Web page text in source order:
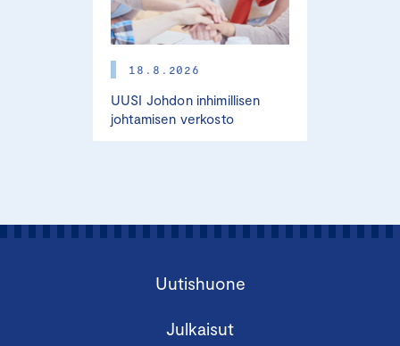
18.8.2026
UUSI Johdon inhimillisen
johtamisen verkosto
Uutishuone
Julkaisut